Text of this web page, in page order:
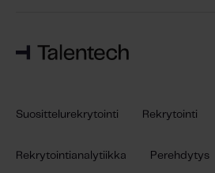
Suosittelurekrytointi Rekrytointi
Rekrytointianalytiikka Perehdytys